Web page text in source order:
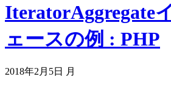
IteratorAggregate
ェースの例 : PHP
2018年2月5日 月